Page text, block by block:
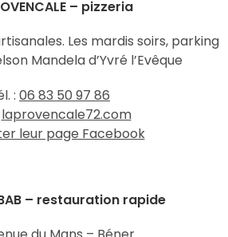
– pizzeria
Les mardis soirs, parking
Mandela d’Yvré l’Evêque
: 06 83 50 97 86
laprovencale72.com
leur page Facebook
– restauration rapide